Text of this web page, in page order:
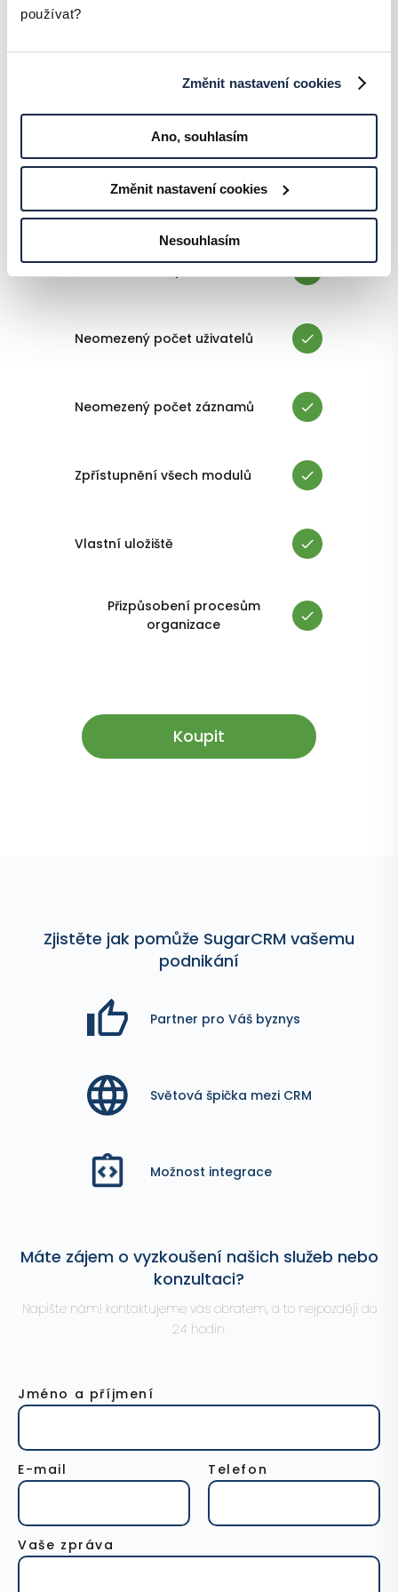
používat?
Změnit nastavení cookies
Ano, souhlasím
Změnit nastavení cookies
Nesouhlasím
od 999 Kč
uživatel / měsíc
HLAVNÍ FUNKCE
Neomezený počet uživatelů
Neomezený počet záznamů
Zpřístupnění všech modulů
Vlastní uložiště
Přizpůsobení procesům
organizace
Koupit
Zjistěte jak pomůže SugarCRM vašemu
podnikání
Partner pro Váš byznys
Světová špička mezi CRM
Možnost integrace
Máte zájem o vyzkoušení našich služeb nebo
konzultaci?
Napište nám! kontaktujeme vás obratem, a to nejpozději do
24 hodin.
Jméno a příjmení
E-mail Telefon
Vaše zpráva